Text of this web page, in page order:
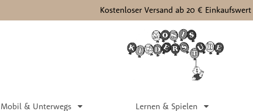
Kostenloser Versand ab 20 € Einkaufswert
Mobil & Unterwegs Lernen & Spielen